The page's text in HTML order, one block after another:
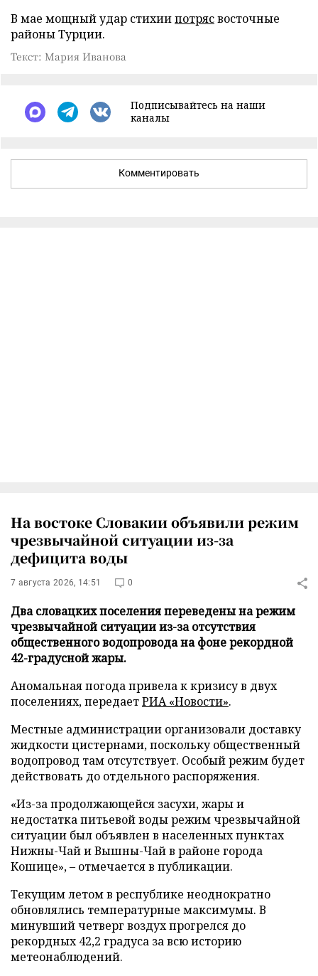
В мае мощный удар стихиипотрясвосточные
районы Турции.
Текст: Мария Иванова
Подписывайтесь на наши
каналы
Комментировать
На востоке Словакии объявили режим
чрезвычайной ситуации из-за
дефицита воды
7 августа 2026, 14:51 0
Два словацких поселения переведены на режим
чрезвычайной ситуации из-за отсутствия
общественного водопровода на фоне рекордной
42-градусной жары.
Аномальная погода привела к кризису в двух
поселениях, передаетРИА «Новости».
Местные администрации организовали доставку
жидкости цистернами, поскольку общественный
водопровод там отсутствует. Особый режим будет
действовать до отдельного распоряжения.
«Из-за продолжающейся засухи, жары и
недостатка питьевой воды режим чрезвычайной
ситуации был объявлен в населенных пунктах
Нижны-Чай и Вышны-Чай в районе города
Кошице», – отмечается в публикации.
Текущим летом в республике неоднократно
обновлялись температурные максимумы. В
минувший четверг воздух прогрелся до
рекордных 42,2 градуса за всю историю
метеонаблюдений.